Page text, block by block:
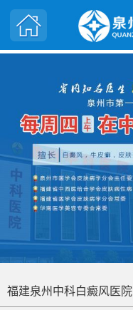
福建泉州中科白癜风医院